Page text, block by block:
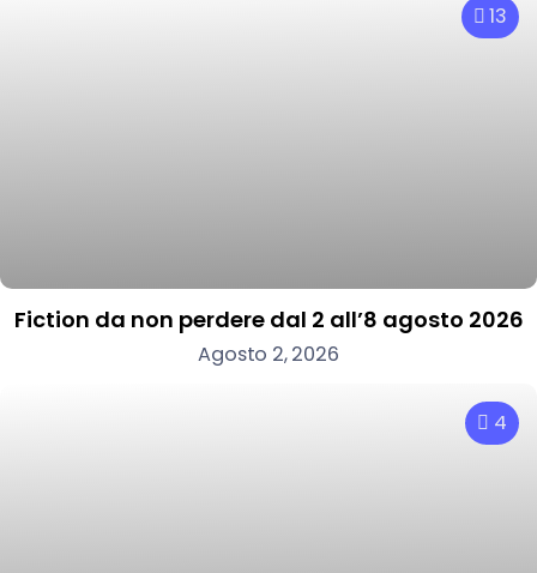
13
Fiction da non perdere dal 2 all’8 agosto 2026
Agosto 2, 2026
4